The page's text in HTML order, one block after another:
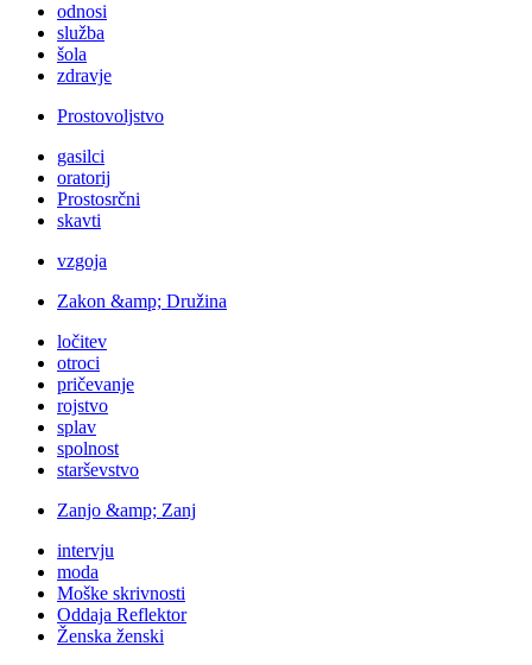
odnosi
služba
šola
zdravje
Prostovoljstvo
gasilci
oratorij
Prostosrčni
skavti
vzgoja
Zakon &amp; Družina
ločitev
otroci
pričevanje
rojstvo
splav
spolnost
starševstvo
Zanjo &amp; Zanj
intervju
moda
Moške skrivnosti
Oddaja Reflektor
Ženska ženski